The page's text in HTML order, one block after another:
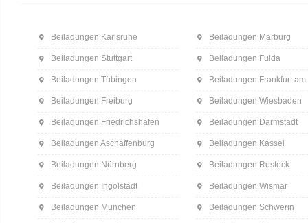
Beiladungen Karlsruhe
Beiladungen Stuttgart
Beiladungen Tübingen
Beiladungen Freiburg
Beiladungen Friedrichshafen
Beiladungen Aschaffenburg
Beiladungen Nürnberg
Beiladungen Ingolstadt
Beiladungen München
Beiladungen Marburg
Beiladungen Fulda
Beiladungen Frankfurt am
Beiladungen Wiesbaden
Beiladungen Darmstadt
Beiladungen Kassel
Beiladungen Rostock
Beiladungen Wismar
Beiladungen Schwerin